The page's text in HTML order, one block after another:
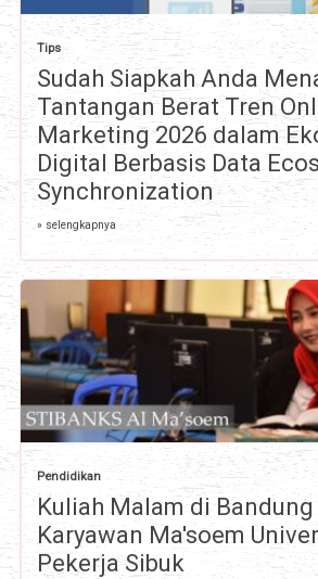
Tips
Sudah Siapkah Anda
Tantangan Berat Tren
Marketing 2026 dalam
Digital Berbasis Data
Synchronization
» selengkapnya
Pendidikan
Kuliah Malam di Bandung
Karyawan Ma'soem
Pekerja Sibuk